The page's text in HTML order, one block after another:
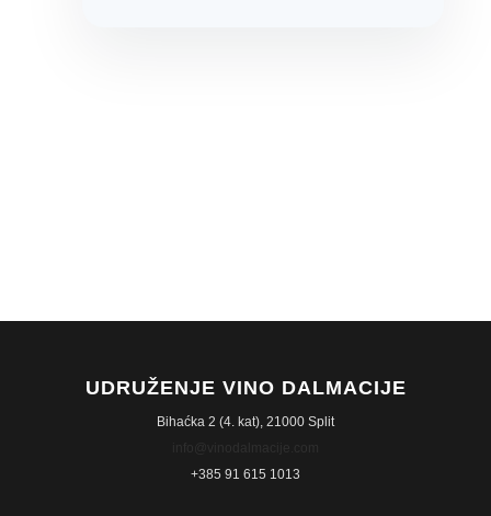
UDRUŽENJE VINO DALMACIJE
Bihaćka 2 (4. kat), 21000 Split
+385 91 615 1013